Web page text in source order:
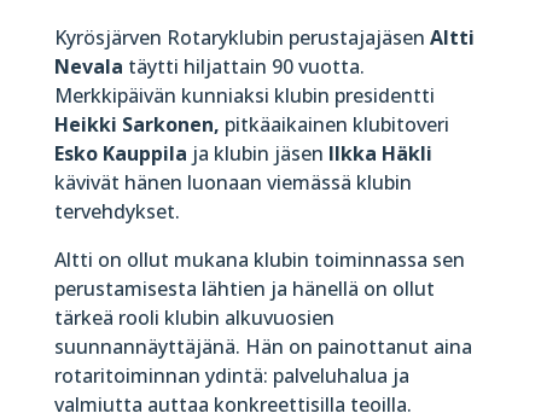
Kyrösjärven Rotaryklubin perustajajäsen Altti
Nevala täytti hiljattain 90 vuotta.
Merkkipäivän kunniaksi klubin presidentti
Heikki Sarkonen, pitkäaikainen klubitoveri
Esko Kauppila ja klubin jäsen Ilkka Häkli
kävivät hänen luonaan viemässä klubin
tervehdykset.
Altti on ollut mukana klubin toiminnassa sen
perustamisesta lähtien ja hänellä on ollut
tärkeä rooli klubin alkuvuosien
suunnannäyttäjänä. Hän on painottanut aina
rotaritoiminnan ydintä: palveluhalua ja
valmiutta auttaa konkreettisilla teoilla.